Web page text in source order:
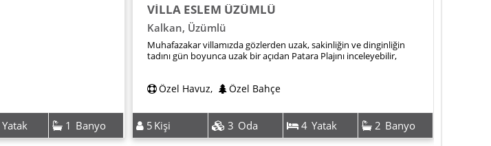
Yatak 1 Banyo
VİLLA ESLEM ÜZÜMLÜ
Kalkan, Üzümlü
Muhafazakar villamızda gözlerden uzak, sakinliğin ve dinginliğin
tadını gün boyunca uzak bir açıdan Patara Plajını inceleyebilir,
çıkarmanız için sizleri Villa Esleme davet ediyoruz.
Özel Havuz, Özel Bahçe
5 Kişi 3 Oda 4 Yatak 2 Banyo